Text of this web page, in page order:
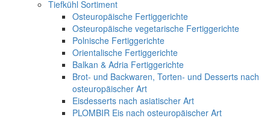
Tiefkühl Sortiment
Osteuropäische Fertiggerichte
Osteuropäische vegetarische Fertiggerichte
Polnische Fertiggerichte
Orientalische Fertiggerichte
Balkan & Adria Fertiggerichte
Brot- und Backwaren, Torten- und Desserts nach
osteuropäischer Art
Eisdesserts nach asiatischer Art
PLOMBIR Eis nach osteuropäischer Art